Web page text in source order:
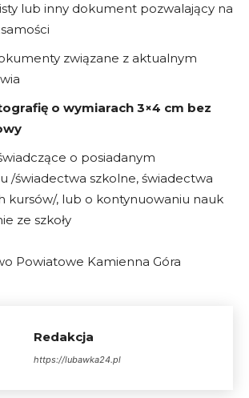
lub inny dokument pozwalający na
związane z aktualnym
o wymiarach 3×4 cm bez
o posiadanym
/świadectwa szkolne, świadectwa
kursów/, lub o kontynuowaniu nauk
ze szkoły
Powiatowe Kamienna Góra
Redakcja
https://lubawka24.pl